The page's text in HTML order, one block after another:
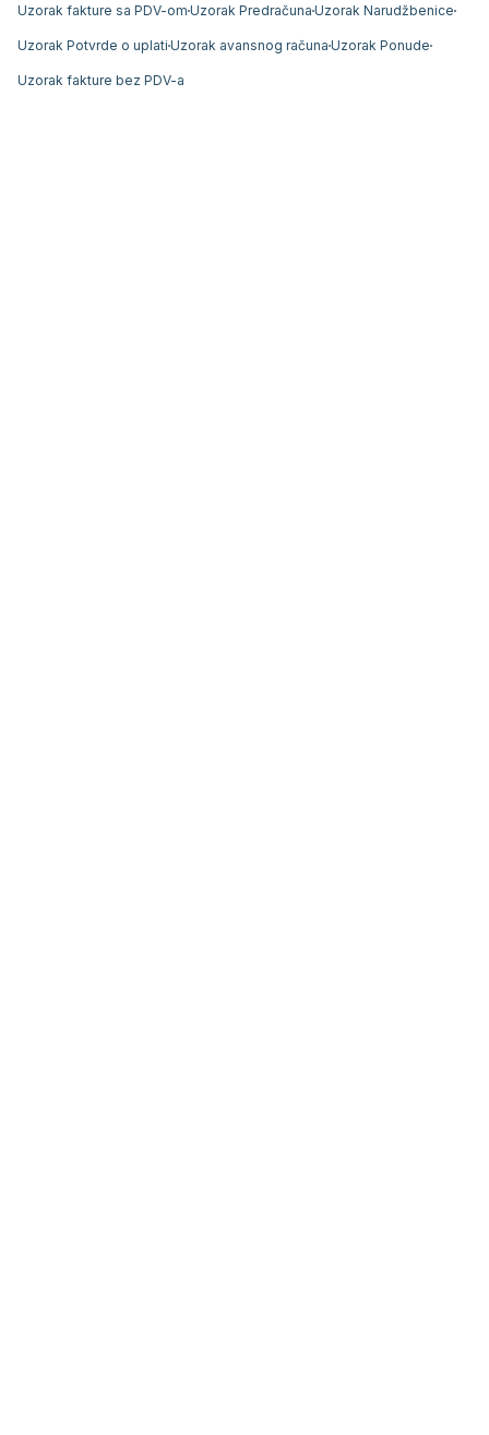
Uzorak fakture sa PDV-om Uzorak Predračuna Uzorak Narudžbenice
Uzorak Potvrde o uplati Uzorak avansnog računa Uzorak Ponude
Uzorak fakture bez PDV-a